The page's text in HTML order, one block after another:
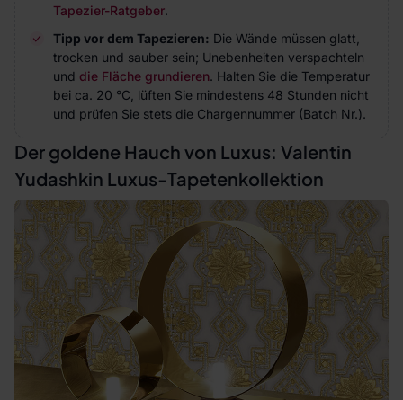
Tapezier-Ratgeber.
Tipp vor dem Tapezieren: Die Wände müssen glatt,
trocken und sauber sein; Unebenheiten verspachteln
und die Fläche grundieren. Halten Sie die Temperatur
bei ca. 20 °C, lüften Sie mindestens 48 Stunden nicht
und prüfen Sie stets die Chargennummer (Batch Nr.).
Der goldene Hauch von Luxus: Valentin
Yudashkin Luxus-Tapetenkollektion